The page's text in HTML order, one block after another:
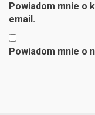
Powiadom mnie o
email.
Powiadom mnie o